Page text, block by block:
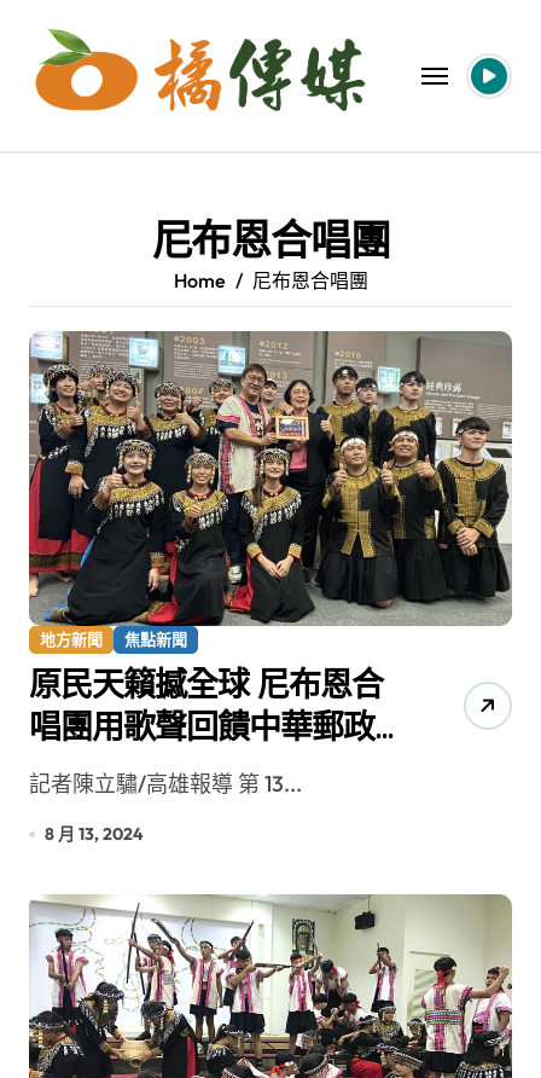
content
尼布恩合唱團
Home 尼布恩合唱團
地方新聞 焦點新聞
原民天籟撼全球 尼布恩合
唱團用歌聲回饋中華郵政
全體員工
記者陳立驌/高雄報導 第 13...
8 月 13, 2024